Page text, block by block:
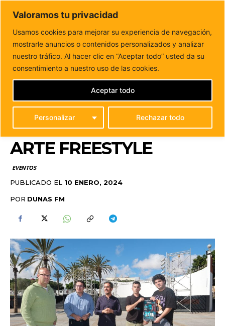
Valoramos tu privacidad
Usamos cookies para mejorar su experiencia de navegación,
mostrarle anuncios o contenidos personalizados y analizar
nuestro tráfico. Al hacer clic en “Aceptar todo” usted da su
consentimiento a nuestro uso de las cookies.
Personalizar Rechazar todo
Aceptar todo
DUNAS FM
Tu informacion de forma cercana
Inicio EVENTOS
El Fuerteventura Urban Fest llega a
Puerto del Rosario cargado de música...
EL FUERTEVENTURA
URBAN FEST LLEGA A
PUERTO DEL ROSARIO
CARGADO DE MÚSICA Y
ARTE FREESTYLE
EVENTOS
PUBLICADO EL 10 ENERO, 2024
POR DUNAS FM